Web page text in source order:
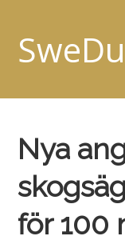
Nya
för 100